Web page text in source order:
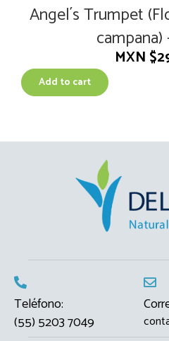
mlAngel´s Trumpet
campana)
MXN $
Add to cart
Teléfono:
(55) 5203 7049